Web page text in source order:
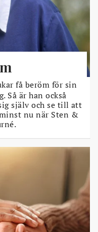
få beröm för sin
Så är han också
själv och se till att
nu när Sten &